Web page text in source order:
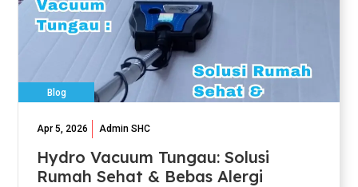
Blog
Apr 5, 2026 Admin SHC
Hydro Vacuum Tungau: Solusi
Rumah Sehat & Bebas Alergi